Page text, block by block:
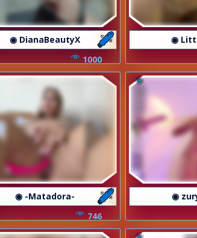
◉ DianaBeautyX
1000
◉
◉ -Matadora-
746
◉